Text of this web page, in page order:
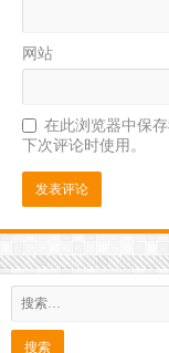
网站
在此浏览器中保
下次评论时使用。